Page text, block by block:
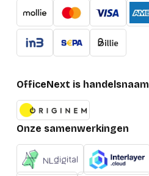
OfficeNext is
Onze samenwerkingen